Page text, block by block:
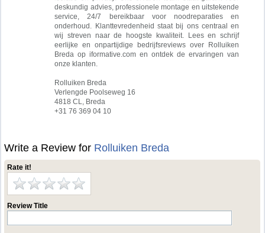
deskundig advies, professionele montage en uitstekende
service, 24/7 bereikbaar voor noodreparaties en
onderhoud. Klanttevredenheid staat bij ons centraal en
wij streven naar de hoogste kwaliteit. Lees en schrijf
eerlijke en onpartijdige bedrijfsreviews over Rolluiken
Breda op iformative.com en ontdek de ervaringen van
onze klanten.
Rolluiken Breda
Verlengde Poolseweg 16
4818 CL, Breda
+31 76 369 04 10
Write a Review for Rolluiken Breda
Rate it!
Review Title